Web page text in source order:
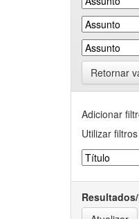
Retornar
Adicionar
Utilizar